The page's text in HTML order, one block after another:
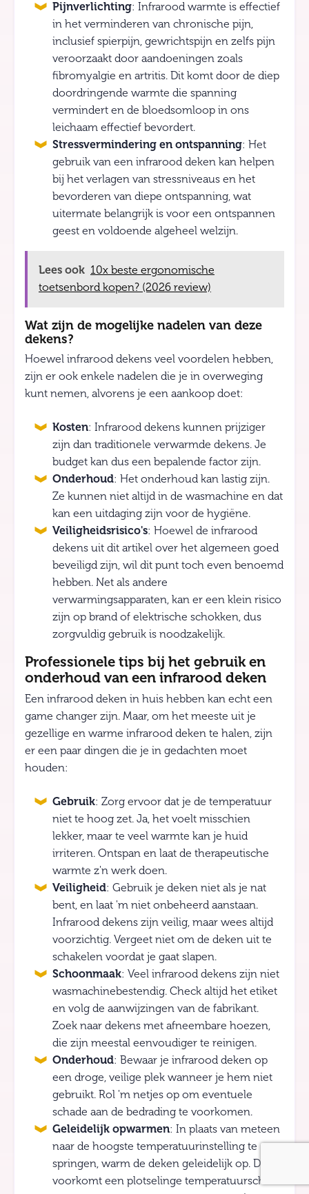
Pijnverlichting: Infrarood warmte is effectief
in het verminderen van chronische pijn,
inclusief spierpijn, gewrichtspijn en zelfs pijn
veroorzaakt door aandoeningen zoals
fibromyalgie en artritis. Dit komt door de diep
doordringende warmte die spanning
vermindert en de bloedsomloop in ons
leichaam effectief bevordert.
Stressvermindering en ontspanning: Het
gebruik van een infrarood deken kan helpen
bij het verlagen van stressniveaus en het
bevorderen van diepe ontspanning, wat
uitermate belangrijk is voor een ontspannen
geest en voldoende algeheel welzijn.
Lees ook 10x beste ergonomische
toetsenbord kopen? (2026 review)
Wat zijn de mogelijke nadelen van deze
dekens?
Hoewel infrarood dekens veel voordelen hebben,
zijn er ook enkele nadelen die je in overweging
kunt nemen, alvorens je een aankoop doet:
Kosten: Infrarood dekens kunnen prijziger
zijn dan traditionele verwarmde dekens. Je
budget kan dus een bepalende factor zijn.
Onderhoud: Het onderhoud kan lastig zijn.
Ze kunnen niet altijd in de wasmachine en dat
kan een uitdaging zijn voor de hygiëne.
Veiligheidsrisico's: Hoewel de infrarood
dekens uit dit artikel over het algemeen goed
beveiligd zijn, wil dit punt toch even benoemd
hebben. Net als andere
verwarmingsapparaten, kan er een klein risico
zijn op brand of elektrische schokken, dus
zorgvuldig gebruik is noodzakelijk.
Professionele tips bij het gebruik en
onderhoud van een infrarood deken
Een infrarood deken in huis hebben kan echt een
game changer zijn. Maar, om het meeste uit je
gezellige en warme infrarood deken te halen, zijn
er een paar dingen die je in gedachten moet
houden:
Gebruik: Zorg ervoor dat je de temperatuur
niet te hoog zet. Ja, het voelt misschien
lekker, maar te veel warmte kan je huid
irriteren. Ontspan en laat de therapeutische
warmte z'n werk doen.
Veiligheid: Gebruik je deken niet als je nat
bent, en laat 'm niet onbeheerd aanstaan.
Infrarood dekens zijn veilig, maar wees altijd
voorzichtig. Vergeet niet om de deken uit te
schakelen voordat je gaat slapen.
Schoonmaak: Veel infrarood dekens zijn niet
wasmachinebestendig. Check altijd het etiket
en volg de aanwijzingen van de fabrikant.
Zoek naar dekens met afneembare hoezen,
die zijn meestal eenvoudiger te reinigen.
Onderhoud: Bewaar je infrarood deken op
een droge, veilige plek wanneer je hem niet
gebruikt. Rol 'm netjes op om eventuele
schade aan de bedrading te voorkomen.
Geleidelijk opwarmen: In plaats van meteen
naar de hoogste temperatuurinstelling te
springen, warm de deken geleidelijk op. Dit
voorkomt een plotselinge temperatuurschok